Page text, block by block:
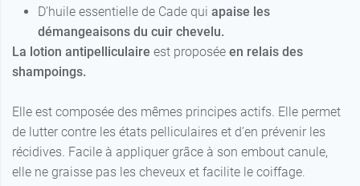
D’huile essentielle de Cade qui apaise les
démangeaisons du cuir chevelu.
La lotion antipelliculaire est proposée en relais des
shampoings.
Elle est composée des mêmes principes actifs. Elle permet
de lutter contre les états pelliculaires et d’en prévenir les
récidives. Facile à appliquer grâce à son embout canule,
elle ne graisse pas les cheveux et facilite le coiffage.